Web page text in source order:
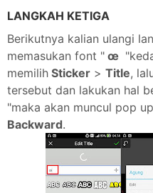
LANGKAH KETIGA
Berikutnya kalian ulangi
memasukan font " œ
memilih Sticker > Title,
tersebut dan lakukan hal
"maka akan muncul pop
Backward.